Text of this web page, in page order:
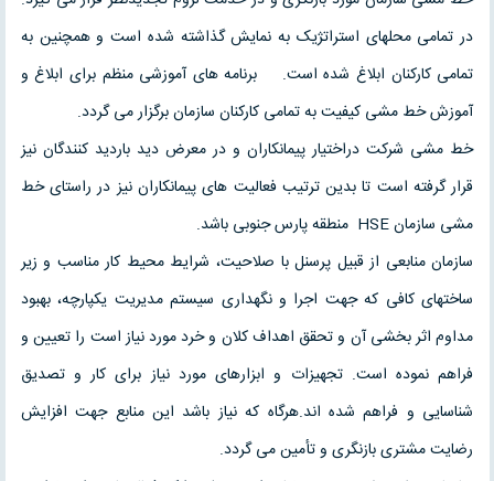
در تمامی محلهای استراتژیک به نمایش گذاشته شده است و همچنین به
تمامی کارکنان ابلاغ شده است. برنامه های آموزشی منظم برای ابلاغ و
آموزش خط مشی کیفیت به تمامی کارکنان سازمان برگزار می گردد.
خط مشی شرکت دراختیار پیمانکاران و در معرض دید باردید کنندگان نیز
قرار گرفته است تا بدین ترتیب فعالیت های پیمانکاران نیز در راستای خط
مشی سازمان HSE منطقه پارس جنوبی باشد.
سازمان منابعی از قبیل پرسنل با صلاحیت، شرایط محیط کار مناسب و زیر
ساختهای کافی که جهت اجرا و نگهداری سیستم مدیریت یکپارچه، بهبود
مداوم اثر بخشی آن و تحقق اهداف کلان و خرد مورد نیاز است را تعیین و
فراهم نموده است. تجهیزات و ابزارهای مورد نیاز برای کار و تصدیق
شناسایی و فراهم شده اند.هرگاه که نیاز باشد این منابع جهت افزایش
رضایت مشتری بازنگری و تأمین می گردد.